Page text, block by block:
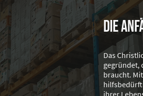
Die
Das
gegründet,
braucht.